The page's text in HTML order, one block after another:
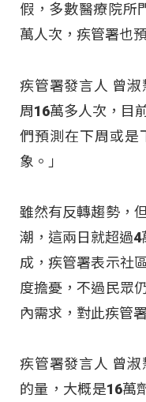
假，多數醫療院所
萬人次，疾管署也
疾管署發言人 曾
周16萬多人次，目
們預測在下周或是
象。」
雖然有反轉趨勢，
潮，這兩日就超過
成，疾管署表示社
度擔憂，不過民眾
內需求，對此疾管
疾管署發言人 曾
的量，大概是16萬